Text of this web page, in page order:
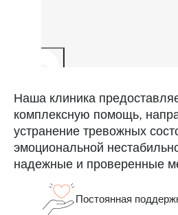
Наша клиника
комплексную помощь,
устранение тревожных
эмоциональной
надежные и проверенные
Постоянная